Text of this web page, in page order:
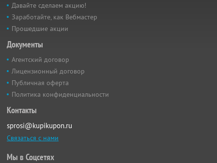
Давайте сделаем акцию!
Заработайте, как Вебмастер
Прошедшие акции
Документы
Агентский договор
Лицензионный договор
Публичная оферта
Политика конфиденциальности
Контакты
sprosi@kupikupon.ru
Связаться с нами
Мы в Соцсетях